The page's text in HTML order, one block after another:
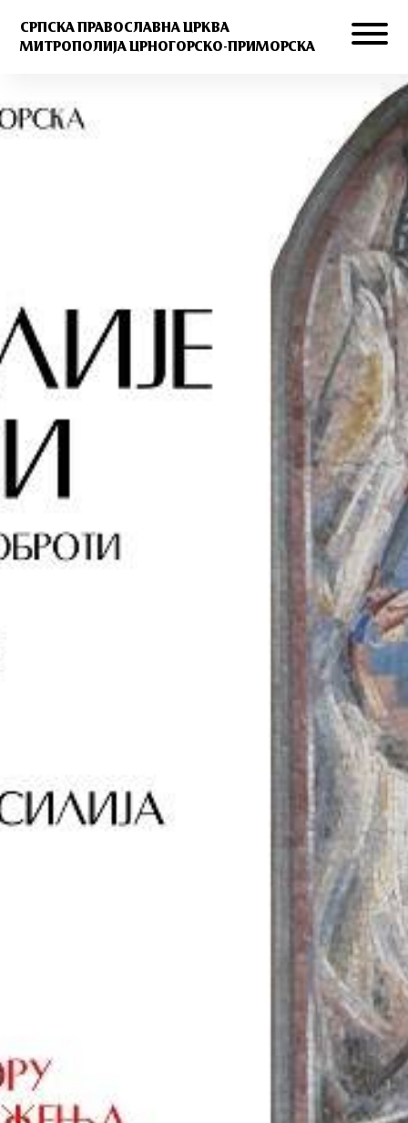
СРПСКА ПРАВОСЛАВНА ЦРКВА
МИТРОПОЛИЈА ЦРНОГОРСКО-ПРИМОРСКА